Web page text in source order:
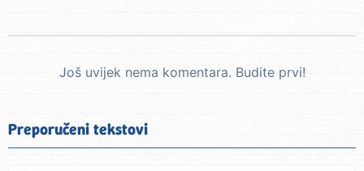
Još uvijek nema komentara. Budite prvi!
Preporučeni tekstovi